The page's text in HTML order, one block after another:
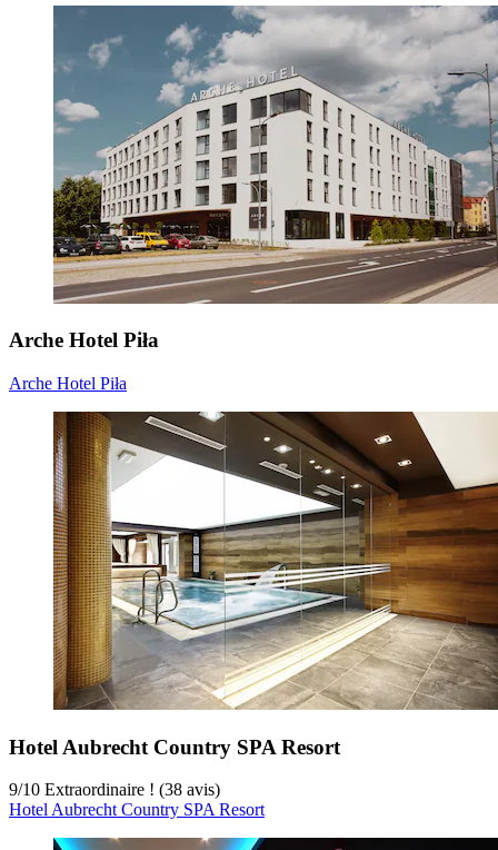
Arche Hotel Piła
Arche Hotel Piła
Hotel Aubrecht Country SPA Resort
9/10 Extraordinaire ! (38 avis)
Hotel Aubrecht Country SPA Resort